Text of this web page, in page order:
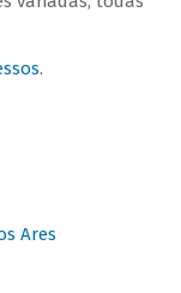
.
Ares